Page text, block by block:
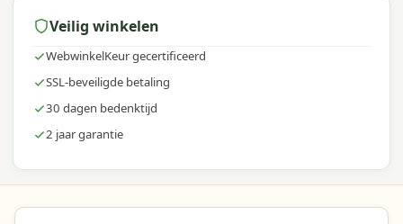
geniet je jarenlang van schaduw en comfort in je
tuin.
Veilig winkelen
WebwinkelKeur gecertificeerd
SSL-beveiligde betaling
30 dagen bedenktijd
2 jaar garantie